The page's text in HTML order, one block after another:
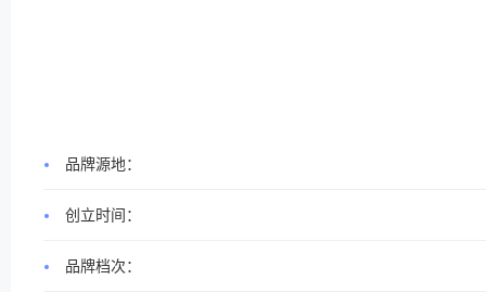
品牌源地：
创立时间：
品牌档次：